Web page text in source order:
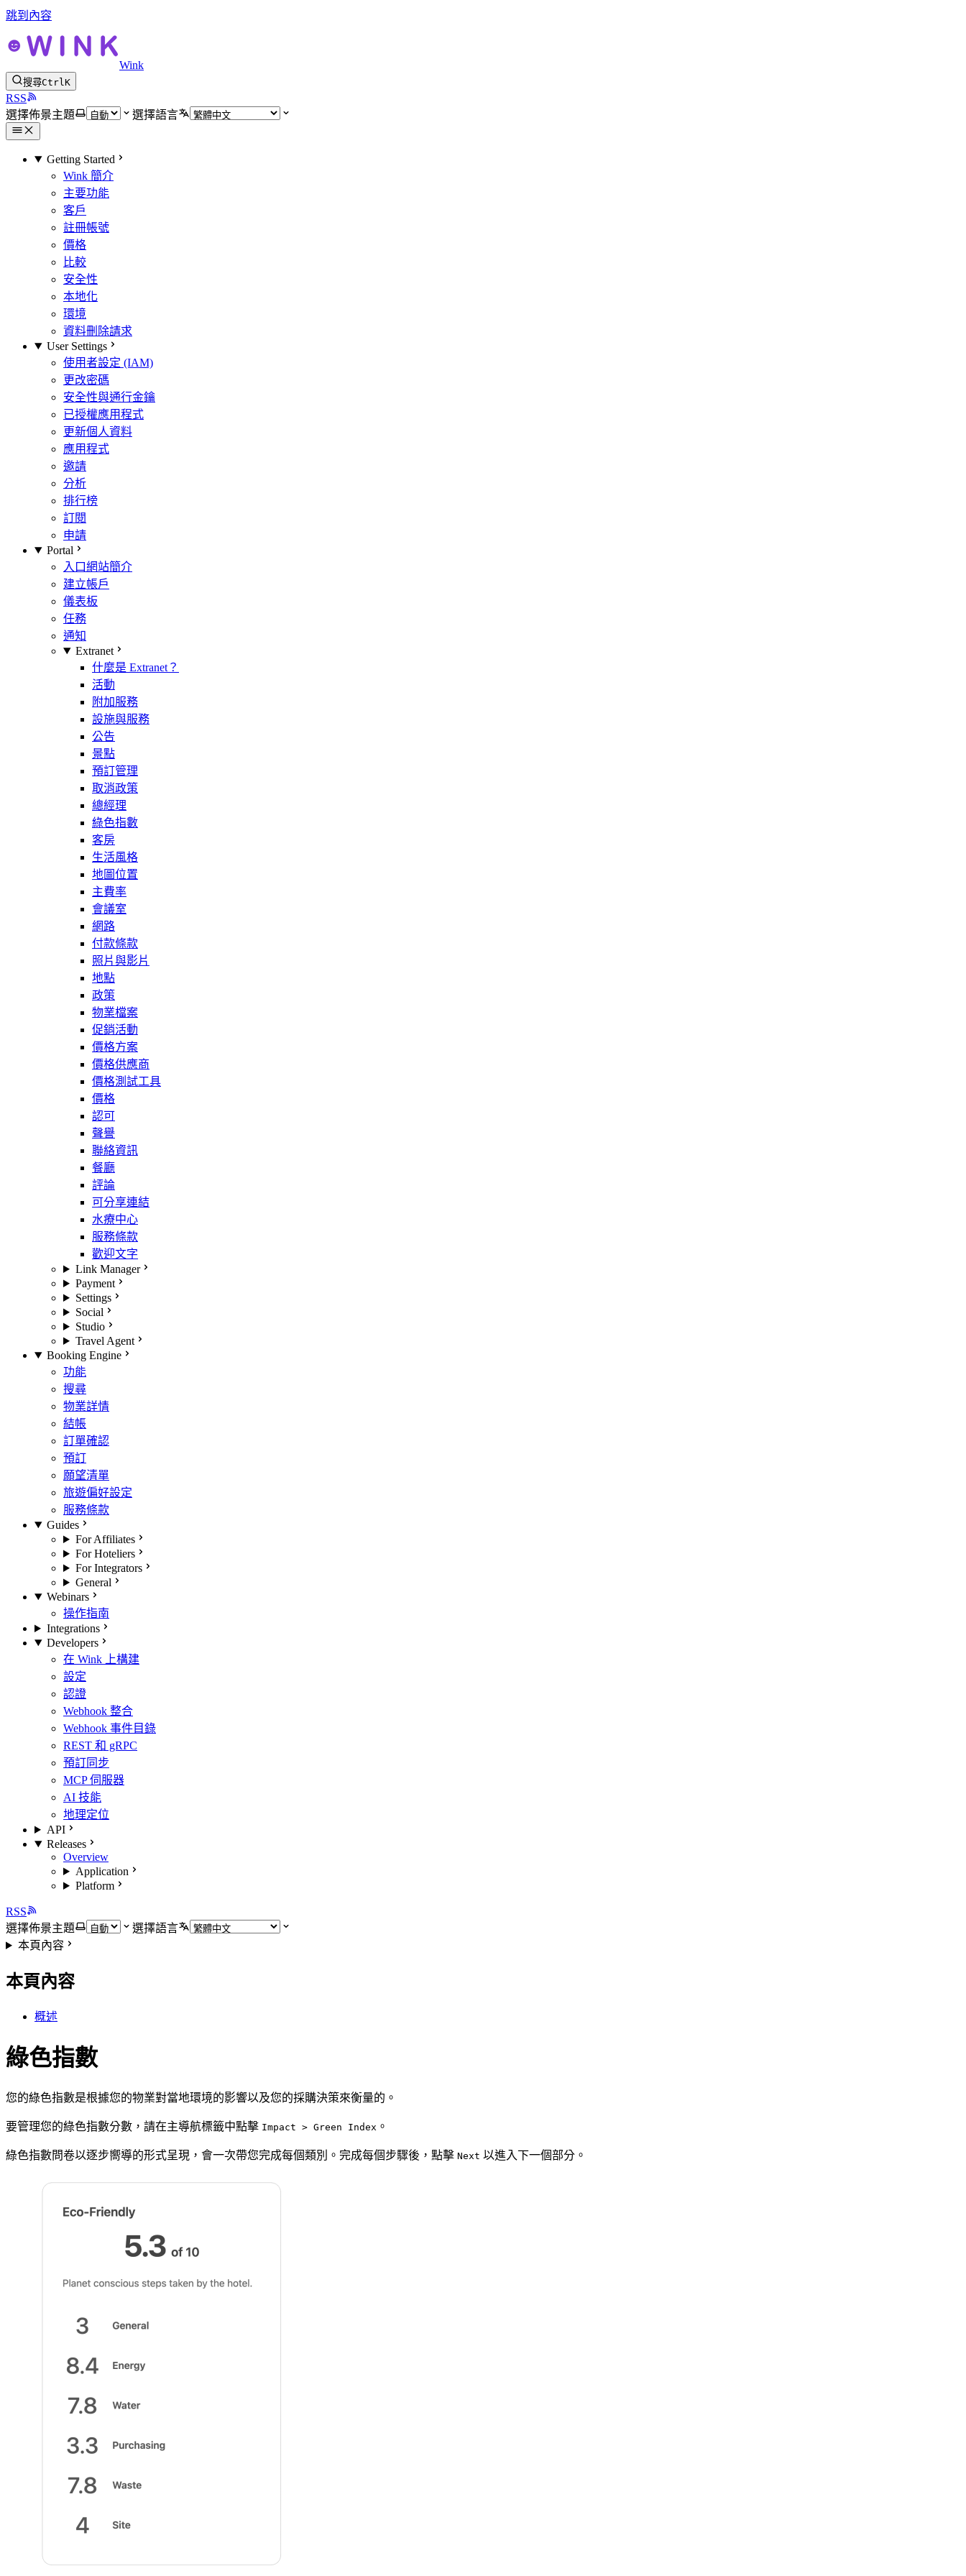
跳到內容
Wink
搜尋CtrlK
RSS
選擇佈景主題
選擇語言
Getting Started
Wink 簡介
主要功能
客戶
註冊帳號
價格
比較
安全性
本地化
環境
資料刪除請求
User Settings
使用者設定 (IAM)
更改密碼
安全性與通行金鑰
已授權應用程式
更新個人資料
應用程式
邀請
分析
排行榜
訂閱
申請
Portal
入口網站簡介
建立帳戶
儀表板
任務
通知
Extranet
什麼是 Extranet？
活動
附加服務
設施與服務
公告
景點
預訂管理
取消政策
總經理
綠色指數
客房
生活風格
地圖位置
主費率
會議室
網路
付款條款
照片與影片
地點
政策
物業檔案
促銷活動
價格方案
價格供應商
價格測試工具
價格
認可
聲譽
聯絡資訊
餐廳
評論
可分享連結
水療中心
服務條款
歡迎文字
Link Manager
Payment
Settings
Social
Studio
Travel Agent
Booking Engine
功能
搜尋
物業詳情
結帳
訂單確認
預訂
願望清單
旅遊偏好設定
服務條款
Guides
For Affiliates
For Hoteliers
For Integrators
General
Webinars
操作指南
Integrations
Developers
在 Wink 上構建
設定
認證
Webhook 整合
Webhook 事件目錄
REST 和 gRPC
預訂同步
MCP 伺服器
AI 技能
地理定位
API
Releases
Overview
Application
Platform
RSS
選擇佈景主題
選擇語言
本頁內容
本頁內容
概述
綠色指數
您的綠色指數是根據您的物業對當地環境的影響以及您的採購決策來衡量的。
要管理您的綠色指數分數，請在主導航標籤中點擊 Impact > Green Index 。
綠色指數問卷以逐步嚮導的形式呈現，會一次帶您完成每個類別。完成每個步驟後，點擊 Next 以進入下一個部分。